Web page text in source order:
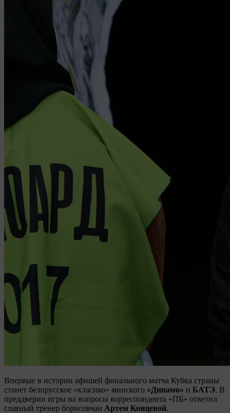
Впервые в истории афишей финального матча Кубка страны
станет белорусское «класико» минского «Динамо» и БАТЭ. В
преддверии игры на вопросы корреспондента «ПБ» ответил
главный тренер борисовчан Артем Концевой.